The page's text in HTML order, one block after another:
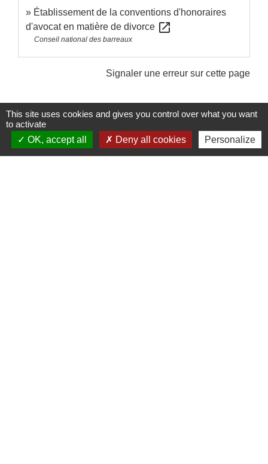
Établissement de la conventions d'honoraires
d'avocat en matière de divorce open_in_new
Conseil national des barreaux
Signaler une erreur sur cette page
This site uses cookies and gives you control over what you want
to activate
OK, accept all
Deny all cookies Personalize